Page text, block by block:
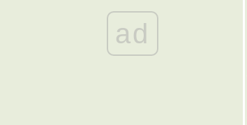
นิราศ X-JAPAN : เขาขายบัตร ฉันก็จัดเต็ม
Washed Out : Within and Without เพลงคลื่น
ad